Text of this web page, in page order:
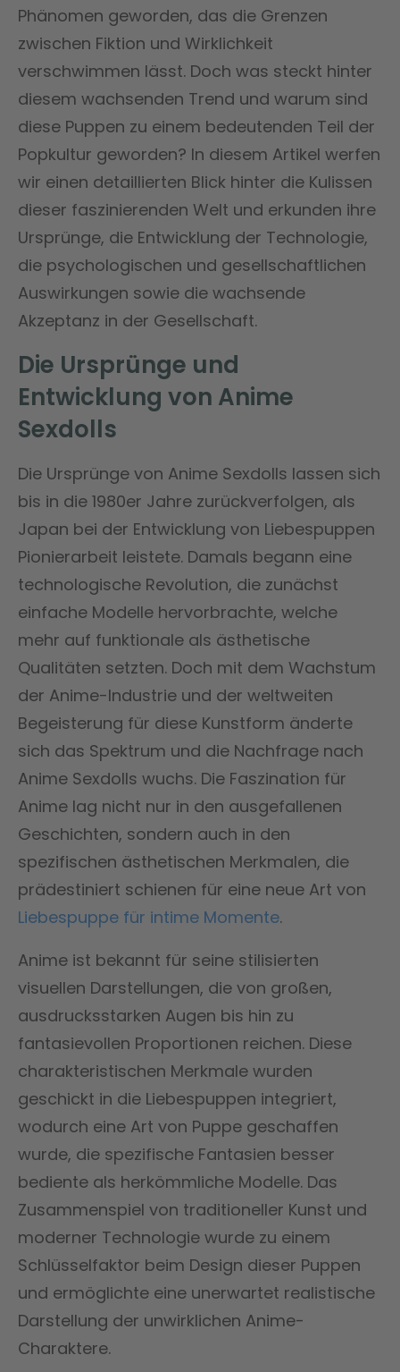
Phänomen geworden, das die Grenzen
zwischen Fiktion und Wirklichkeit
verschwimmen lässt. Doch was steckt hinter
diesem wachsenden Trend und warum sind
diese Puppen zu einem bedeutenden Teil der
Popkultur geworden? In diesem Artikel werfen
wir einen detaillierten Blick hinter die Kulissen
dieser faszinierenden Welt und erkunden ihre
Ursprünge, die Entwicklung der Technologie,
die psychologischen und gesellschaftlichen
Auswirkungen sowie die wachsende
Akzeptanz in der Gesellschaft.
Die Ursprünge und
Entwicklung von Anime
Sexdolls
Die Ursprünge von Anime Sexdolls lassen sich
bis in die 1980er Jahre zurückverfolgen, als
Japan bei der Entwicklung von Liebespuppen
Pionierarbeit leistete. Damals begann eine
technologische Revolution, die zunächst
einfache Modelle hervorbrachte, welche
mehr auf funktionale als ästhetische
Qualitäten setzten. Doch mit dem Wachstum
der Anime-Industrie und der weltweiten
Begeisterung für diese Kunstform änderte
sich das Spektrum und die Nachfrage nach
Anime Sexdolls wuchs. Die Faszination für
Anime lag nicht nur in den ausgefallenen
Geschichten, sondern auch in den
spezifischen ästhetischen Merkmalen, die
prädestiniert schienen für eine neue Art von
Liebespuppe für intime Momente.
Anime ist bekannt für seine stilisierten
visuellen Darstellungen, die von großen,
ausdrucksstarken Augen bis hin zu
fantasievollen Proportionen reichen. Diese
charakteristischen Merkmale wurden
geschickt in die Liebespuppen integriert,
wodurch eine Art von Puppe geschaffen
wurde, die spezifische Fantasien besser
bediente als herkömmliche Modelle. Das
Zusammenspiel von traditioneller Kunst und
moderner Technologie wurde zu einem
Schlüsselfaktor beim Design dieser Puppen
und ermöglichte eine unerwartet realistische
Darstellung der unwirklichen Anime-
Charaktere.